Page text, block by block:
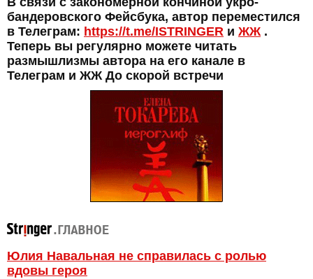
бандеровского Фейсбука, автор переместился
в Телеграм: https://t.me/ISTRINGER и ЖЖ.
Теперь вы регулярно можете читать
размышлизмы автора на его канале в
Телеграм и ЖЖ До скорой встречи
Юлия Навальная не справилась с ролью
вдовы героя